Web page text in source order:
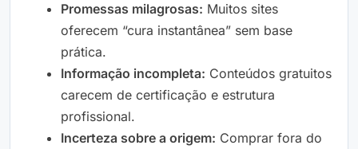
Promessas milagrosas: Muitos sites
oferecem “cura instantânea” sem base
prática.
Informação incompleta: Conteúdos gratuitos
carecem de certificação e estrutura
profissional.
Incerteza sobre a origem: Comprar fora do